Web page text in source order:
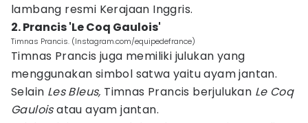
lambang resmi Kerajaan Inggris.
2. Prancis 'Le Coq Gaulois'
Timnas Prancis. (Instagram.com/equipedefrance)
Timnas Prancis juga memiliki julukan yang
menggunakan simbol satwa yaitu ayam jantan.
Selain Les Bleus, Timnas Prancis berjulukan Le Coq
Gauloisatau ayam jantan.